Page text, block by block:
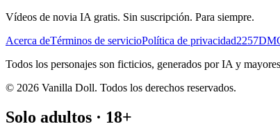
Vídeos de novia IA gratis. Sin suscripción. Para siempre.
Acerca deTérminos de servicioPolítica de privacidad2257
Todos los personajes son ficticios, generados por IA y
© 2026 Vanilla Doll. Todos los derechos reservados.
Solo adultos · 18+